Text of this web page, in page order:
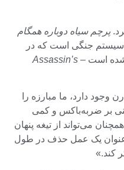
پرچم سیاه دوباره همگام
سیستم جنگی است که در
است – Assassin’s
دارد، ما مبارزه را
بر ضربه‌باکس و کمی
می‌تواند از تیغه پنهان
عنوان یک عمل حذف در طول
کند.»